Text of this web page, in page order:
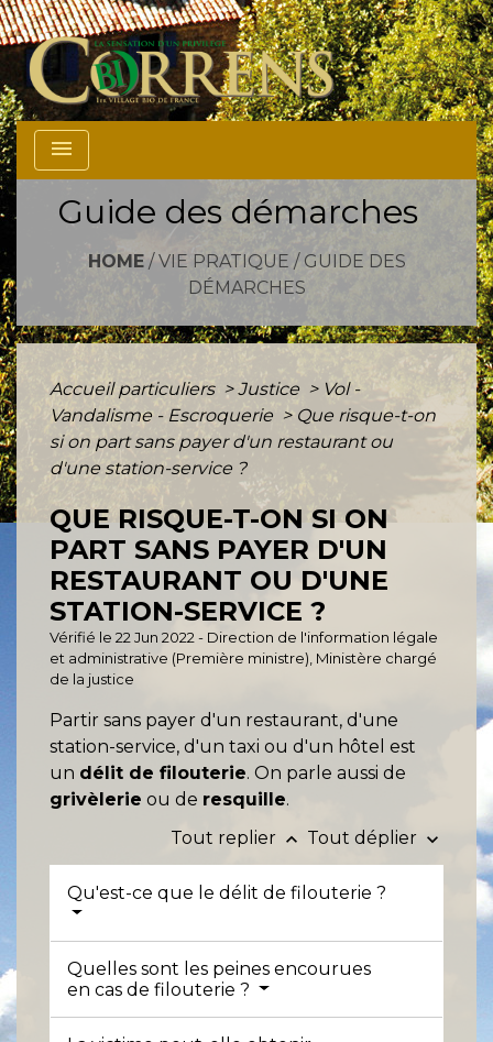
menu
Guide des démarches
HOME/ VIE PRATIQUE / GUIDE DES
DÉMARCHES
Accueil particuliers > Justice > Vol -
Vandalisme - Escroquerie > Que risque-t-on
si on part sans payer d'un restaurant ou
d'une station-service ?
QUE RISQUE-T-ON SI ON
PART SANS PAYER D'UN
RESTAURANT OU D'UNE
STATION-SERVICE ?
Vérifié le 22 Jun 2022 - Direction de l'information légale
et administrative (Première ministre), Ministère chargé
de la justice
Partir sans payer d'un restaurant, d'une
station-service, d'un taxi ou d'un hôtel est
un délit de filouterie. On parle aussi de
grivèlerie ou de resquille.
Tout replier keyboard_arrow_up Tout déplier keyboard_arrow_down
Qu'est-ce que le délit de filouterie ?
Quelles sont les peines encourues
en cas de filouterie ?